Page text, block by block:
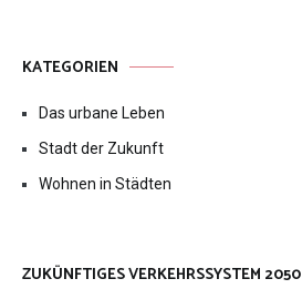
KATEGORIEN
Das urbane Leben
Stadt der Zukunft
Wohnen in Städten
ZUKÜNFTIGES VERKEHRSSYSTEM 2050